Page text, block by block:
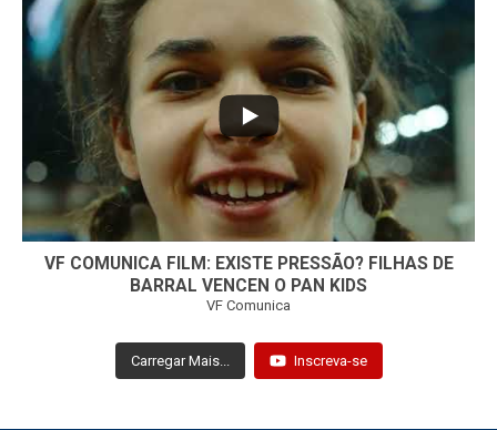
...
32
VF COMUNICA FILM: EXISTE PRESSÃO? FILHAS DE
BARRAL VENCEN O PAN KIDS
VF Comunica
Carregar Mais... Inscreva-se